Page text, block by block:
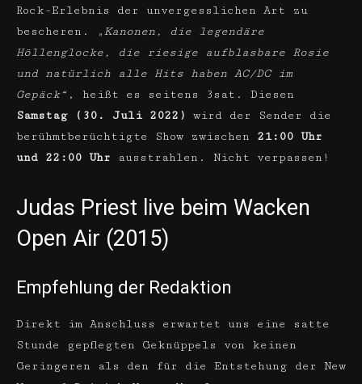
Rock-Erlebnis der unvergesslichen Art zu
bescheren.
„Kanonen, die legendäre
Höllenglocke, die riesige aufblasbare Rosie
und natürlich alle Hits haben AC/DC im
Gepäck“ , heißt es seitens 3sat. Diesen
Samstag (30. Juli 2022)
wird der Sender die
berühmtberüchtigte Show zwischen 21:00 Uhr
und 22:00 Uhr ausstrahlen. Nicht verpassen!
Judas Priest live beim Wacken
Open Air (2015)
Empfehlung der Redaktion
Direkt im Anschluss erwartet uns eine satte
Stunde gepflegten Geknüppels von keinen
Geringeren als den für die Entstehung der New